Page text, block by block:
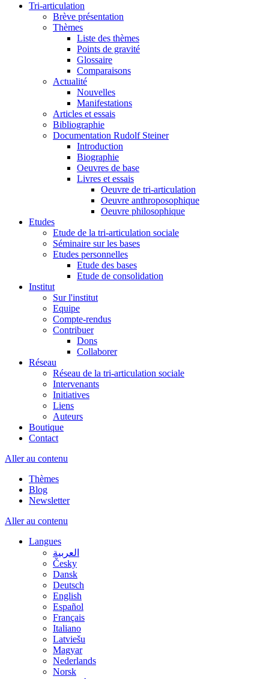
Tri-articulation
Brève présentation
Thèmes
Liste des thèmes
Points de gravité
Glossaire
Comparaisons
Actualité
Nouvelles
Manifestations
Articles et essais
Bibliographie
Documentation Rudolf Steiner
Introduction
Biographie
Oeuvres de base
Livres et essais
Oeuvre de tri-articulation
Oeuvre anthroposophique
Oeuvre philosophique
Etudes
Etude de la tri-articulation sociale
Séminaire sur les bases
Etudes personnelles
Etude des bases
Etude de consolidation
Institut
Sur l'institut
Equipe
Compte-rendus
Contribuer
Dons
Collaborer
Réseau
Réseau de la tri-articulation sociale
Intervenants
Initiatives
Liens
Auteurs
Boutique
Contact
Aller au contenu
Thèmes
Blog
Newsletter
Aller au contenu
Langues
العربية
Česky
Dansk
Deutsch
English
Español
Français
Italiano
Latviešu
Magyar
Nederlands
Norsk